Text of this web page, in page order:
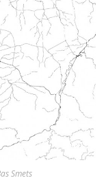
Smets